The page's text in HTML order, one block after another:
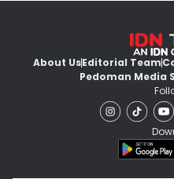
About UsEditorial Team
Pedoman Media